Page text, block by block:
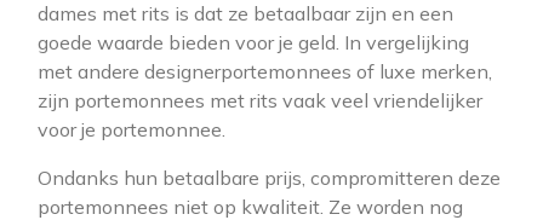
dames met rits is dat ze betaalbaar zijn en een
goede waarde bieden voor je geld. In vergelijking
met andere designerportemonnees of luxe merken,
zijn portemonnees met rits vaak veel vriendelijker
voor je portemonnee.
Ondanks hun betaalbare prijs, compromitteren deze
portemonnees niet op kwaliteit. Ze worden nog